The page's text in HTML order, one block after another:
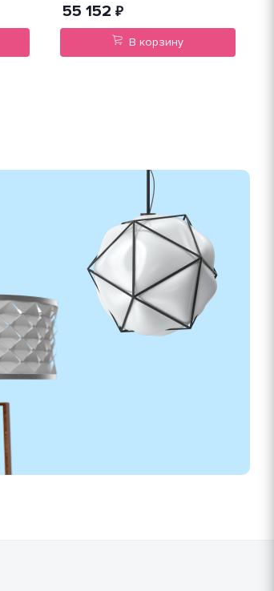
55 152 ₽
В корзину